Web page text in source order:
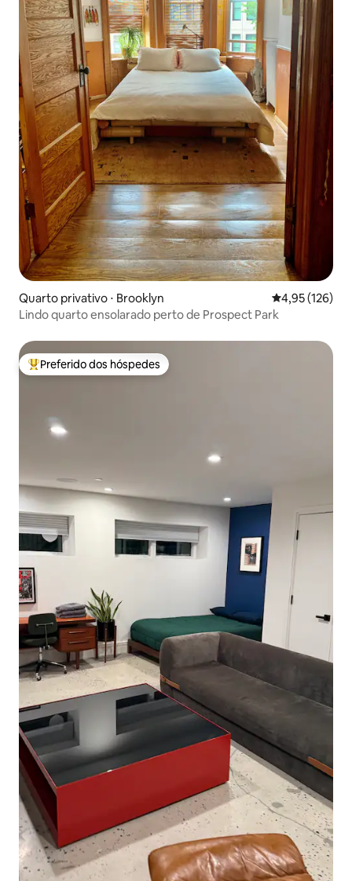
Quarto privativo ⋅ Brooklyn 4,95 de uma
4,95 (126)
Lindo quarto ensolarado perto de Prospect Park
Entre os melhores preferidos dos hóspedes
Preferido dos hóspedes